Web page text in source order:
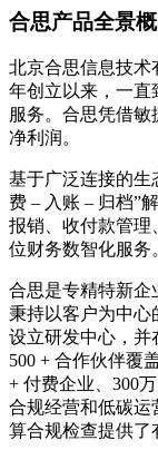
合思产品全景
北京合思信息技术
年创立以来，一直
服务。合思凭借
净利润。
基于广泛连接的生
费 – 入账 – 归档”
报销、收付款管理
位财务数智化服务
合思是专精特新企
秉持以客户为中心
设立研发中心，并
500 + 合作伙伴覆
+ 付费企业、300
合规经营和低碳运
算合规检查提供了